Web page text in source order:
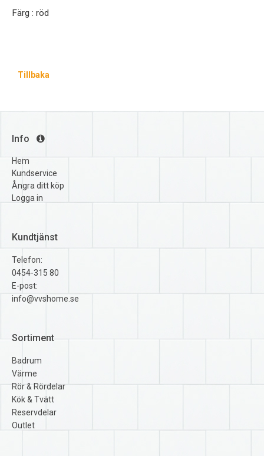
Färg : röd
Tillbaka
Info
Hem
Kundservice
Ångra ditt köp
Logga in
Kundtjänst
Telefon:
0454-315 80
E-post:
info@vvshome.se
Sortiment
Badrum
Värme
Rör & Rördelar
Kök & Tvätt
Reservdelar
Outlet